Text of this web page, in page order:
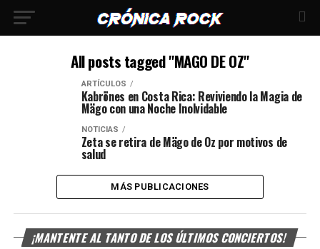
All posts tagged "MAGO DE OZ"
ARTÍCULOS
Kabrönes en Costa Rica: Reviviendo la Magia de
Mägo con una Noche Inolvidable
NOTICIAS
Zeta se retira de Mägo de Oz por motivos de
salud
MÁS PUBLICACIONES
¡MANTENTE AL TANTO DE LOS ÚLTIMOS CONCIERTOS!